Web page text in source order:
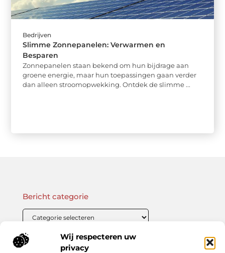
Wij respecteren uw
privacy
Bedrijven
Slimme Zonnepanelen: Verwarmen en
Besparen
Zonnepanelen staan bekend om hun bijdrage aan
groene energie, maar hun toepassingen gaan verder
dan alleen stroomopwekking. Ontdek de slimme ...
Onze informatie
Bericht categorie